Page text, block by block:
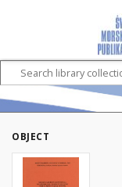
OBJECT